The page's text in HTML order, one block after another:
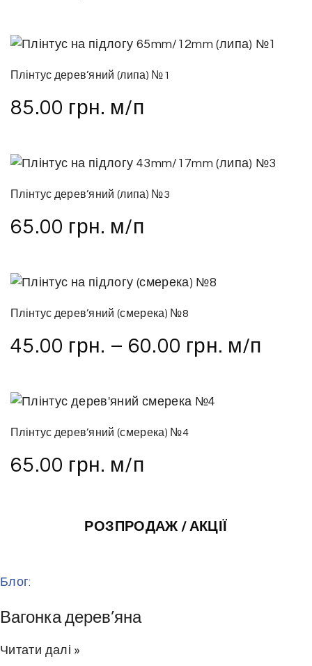
Плінтус дерев’яний (липа) №1
85.00 грн. м/п
Плінтус дерев’яний (липа) №3
65.00 грн. м/п
Плінтус дерев’яний (смерека) №8
45.00 грн. – 60.00 грн. м/п
Плінтус дерев’яний (смерека) №4
65.00 грн. м/п
РОЗПРОДАЖ / АКЦІЇ
Блог:
Вагонка дерев’яна
Читати далі »